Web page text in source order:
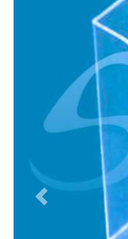
Previous